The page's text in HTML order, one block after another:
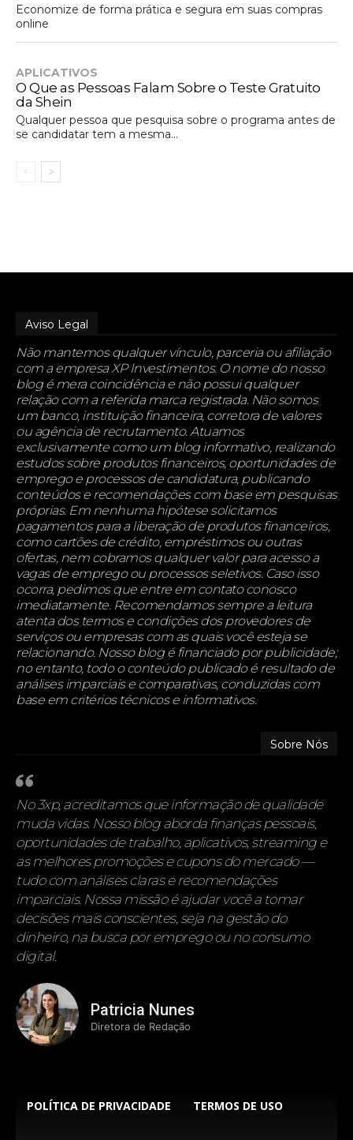
Economize de forma prática e segura em suas compras
online
APLICATIVOS
O Que as Pessoas Falam Sobre o Teste Gratuito
da Shein
Qualquer pessoa que pesquisa sobre o programa antes de
se candidatar tem a mesma...
Aviso Legal
Não mantemos qualquer vínculo, parceria ou afiliação
com a empresa XP Investimentos. O nome do nosso
blog é mera coincidência e não possui qualquer
relação com a referida marca registrada. Não somos
um banco, instituição financeira, corretora de valores
ou agência de recrutamento. Atuamos
exclusivamente como um blog informativo, realizando
estudos sobre produtos financeiros, oportunidades de
emprego e processos de candidatura, publicando
conteúdos e recomendações com base em pesquisas
próprias. Em nenhuma hipótese solicitamos
pagamentos para a liberação de produtos financeiros,
como cartões de crédito, empréstimos ou outras
ofertas, nem cobramos qualquer valor para acesso a
vagas de emprego ou processos seletivos. Caso isso
ocorra, pedimos que entre em contato conosco
imediatamente. Recomendamos sempre a leitura
atenta dos termos e condições dos provedores de
serviços ou empresas com as quais você esteja se
relacionando. Nosso blog é financiado por publicidade;
no entanto, todo o conteúdo publicado é resultado de
análises imparciais e comparativas, conduzidas com
base em critérios técnicos e informativos.
Sobre Nós
No 3xp, acreditamos que informação de qualidade
muda vidas. Nosso blog aborda finanças pessoais,
oportunidades de trabalho, aplicativos, streaming e
as melhores promoções e cupons do mercado —
tudo com análises claras e recomendações
imparciais. Nossa missão é ajudar você a tomar
decisões mais conscientes, seja na gestão do
dinheiro, na busca por emprego ou no consumo
digital.
Patricia Nunes
Diretora de Redação
POLÍTICA DE PRIVACIDADE TERMOS DE USO